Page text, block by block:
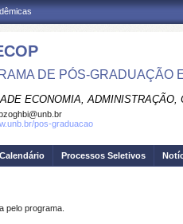
DE PÓS-GRADUAÇÃO
ECONOMIA,
pos-graduacao
Calendário Processos Seletivos
pelo programa.